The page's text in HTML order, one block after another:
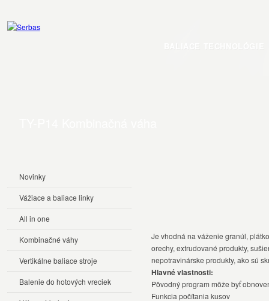
Novinky
Vážiace a baliace linky
All in one
Kombinačné váhy
Vertikálne baliace stroje
Balenie do hotových vreciek
Je vhodná na váženie granúl,
orechy, extrudované produkty,
nepotravinárske produkty, ako sú
Hlavné vlastnosti:
Pôvodný program môže byť
Funkcia počítania kusov